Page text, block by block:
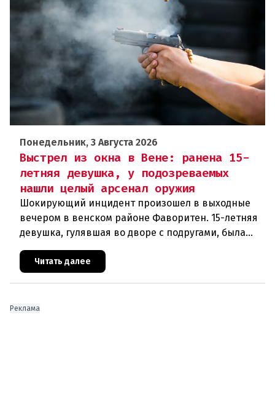
Понедельник, 3 Августа 2026
Выстрел из окна в Вене: ранена 15-
летняя девушка, у подозреваемых
нашли целый арсенал оружия
Шокирующий инцидент произошел в выходные
вечером в венском районе Фаворитен. 15-летняя
девушка, гулявшая во дворе с подругами, была
ранена выстрелом из пневматического оружия.
Полиция задержала двух п
Читать далее
Реклама